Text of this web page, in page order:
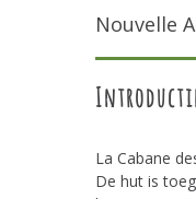
Nouvelle
La Cabane
De hut is